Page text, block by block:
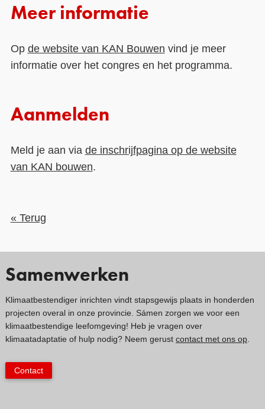
Meer informatie
Op de website van KAN Bouwen vind je meer
informatie over het congres en het programma.
Aanmelden
Meld je aan via de inschrijfpagina op de website
van KAN bouwen.
« Terug
Samenwerken
Klimaatbestendiger inrichten vindt stapsgewijs plaats in honderden
projecten overal in onze provincie. Sámen zorgen we voor een
klimaatbestendige leefomgeving! Heb je vragen over
klimaatadaptatie of hulp nodig? Neem gerust contact met ons op.
Contact